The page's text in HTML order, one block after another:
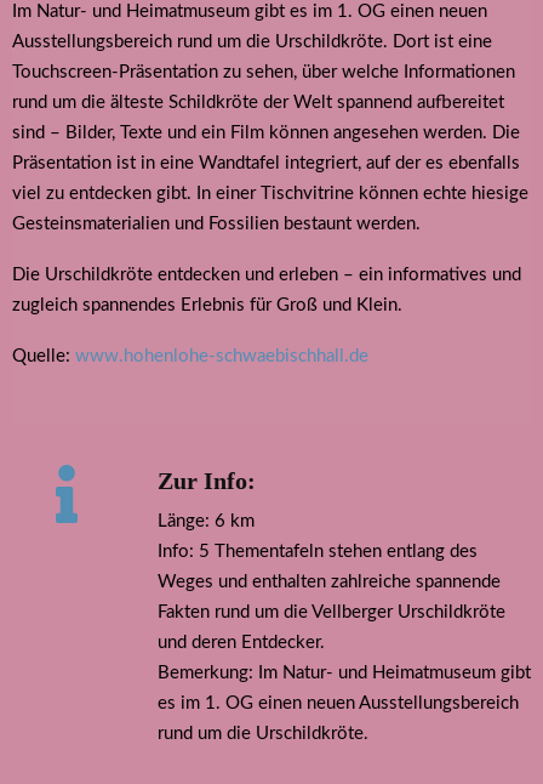
Im Natur- und Heimatmuseum gibt es im 1. OG einen neuen
Ausstellungsbereich rund um die Urschildkröte. Dort ist eine
Touchscreen-Präsentation zu sehen, über welche Informationen
rund um die älteste Schildkröte der Welt spannend aufbereitet
sind – Bilder, Texte und ein Film können angesehen werden. Die
Präsentation ist in eine Wandtafel integriert, auf der es ebenfalls
viel zu entdecken gibt. In einer Tischvitrine können echte hiesige
Gesteinsmaterialien und Fossilien bestaunt werden.
Die Urschildkröte entdecken und erleben – ein informatives und
zugleich spannendes Erlebnis für Groß und Klein.
Quelle: www.hohenlohe-schwaebischhall.de
Zur Info:
Länge: 6 km
Info: 5 Thementafeln stehen entlang des
Weges und enthalten zahlreiche spannende
Fakten rund um die Vellberger Urschildkröte
und deren Entdecker.
Bemerkung: Im Natur- und Heimatmuseum gibt
es im 1. OG einen neuen Ausstellungsbereich
rund um die Urschildkröte.